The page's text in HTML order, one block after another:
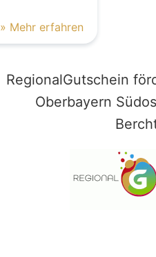
» Mehr erfahren
RegionalGutschein
Oberbayern